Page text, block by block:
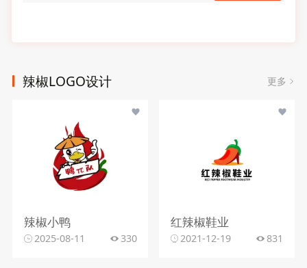
辣椒LOGO设计 更多
辣椒小鸭
2025-08-11 330
红辣椒鞋业
2021-12-19 831